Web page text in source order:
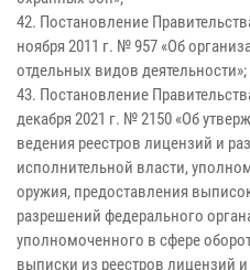
42. Постановление
ноября 2011 г. № 957 «Об
отдельных видов деятельности»;
43. Постановление
декабря 2021 г. № 2150 «Об
ведения реестров лицензий и
исполнительной власти,
оружия, предоставления
разрешений федерального
уполномоченного в сфере
выписки из реестров лицензий